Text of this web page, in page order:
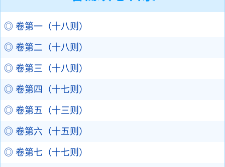
◎ 卷第一（十八则）
◎ 卷第二（十八则）
◎ 卷第三（十八则）
◎ 卷第四（十七则）
◎ 卷第五（十三则）
◎ 卷第六（十五则）
◎ 卷第七（十七则）